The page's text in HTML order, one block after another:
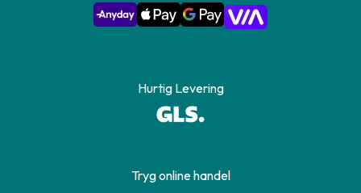
Hurtig Levering
Tryg online handel